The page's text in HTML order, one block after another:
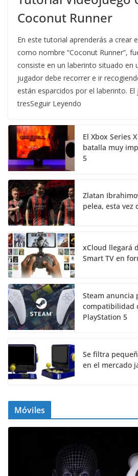
Coconut Runner
En este tutorial aprenderás a crear
como nombre “Coconut Runner”,
consiste en un laberinto situado en
jugador debe recorrer e ir
están esparcidos por el laberinto.
tresSeguir Leyendo
El Xbox Series
batalla muy
5
Zlatan
pelea, esta vez
xCloud llegará
Smart TV en
Steam anuncia
compatibilidad
PlayStation 5
Se filtra
en el mercado
Móviles